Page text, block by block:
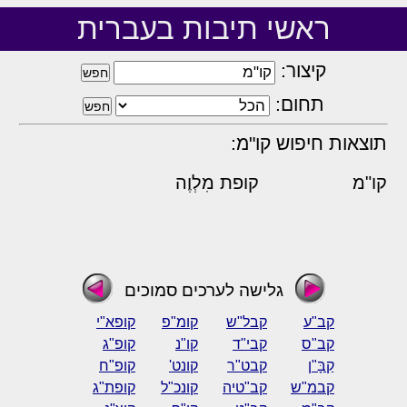
ראשי תיבות בעברית
קיצור:
תחום:
תוצאות חיפוש קו"מ:
קו"מ קופת מִלְוֶה
גלישה לערכים סמוכים
קב"ע קבל"ש קומ"פ
קופא"י
קב"ס
קבי"ד קו"נ
קופ"ג
קַבָּ"ן
קבט"ר קונט'
קופ"ח
קבמ"ש
קב"טיה קונכ"ל
קופת"ג